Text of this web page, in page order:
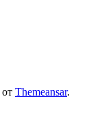
от Themeansar.